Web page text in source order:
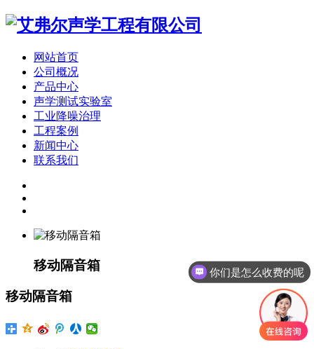
网站首页
公司概况
产品中心
声学测试实验室
工业降噪治理
工程案例
新闻中心
联系我们
移动隔音箱
移动隔音箱
你们是怎么收费的呢